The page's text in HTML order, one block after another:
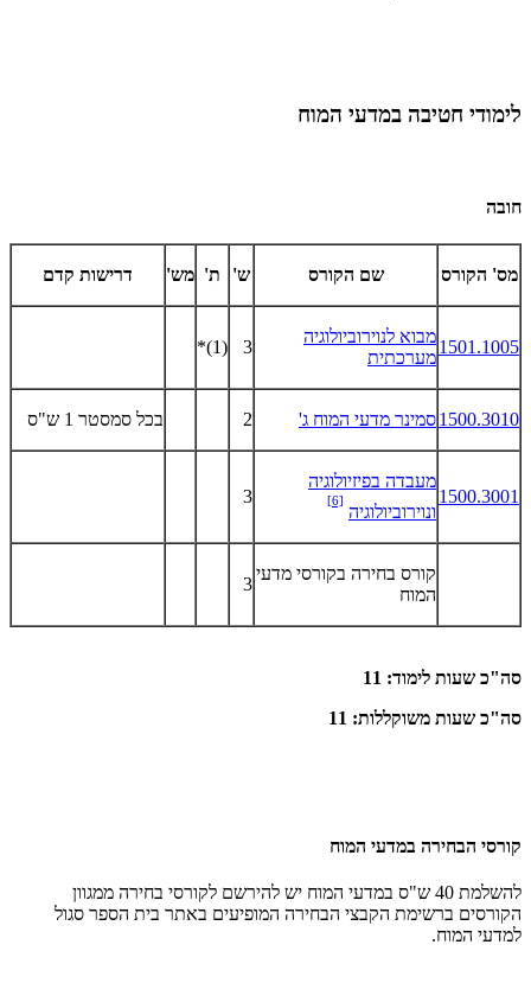
לימודי חטיבה במדעי המוח
חובה
מס' הקורס שם הקורס ש' ת' מש' דרישות קדם
1501.1005
מבוא לנוירוביולוגיה
מערכתית
3
(1)*
1500.3010סמינר מדעי המוח ג' 2 בכל סמסטר 1 ש"ס
1500.3001
מעבדה בפיזיולוגיה
ונוירוביולוגיה
[6]
3
קורס בחירה בקורסי מדעי
המוח
3
סה"כ שעות לימוד: 11
סה"כ שעות משוקללות: 11
קורסי הבחירה במדעי המוח
להשלמת 40 ש"ס במדעי המוח יש להירשם לקורסי בחירה ממגוון
הקורסים ברשימת הקבצי הבחירה המופיעים באתר בית הספר סגול
למדעי המוח.